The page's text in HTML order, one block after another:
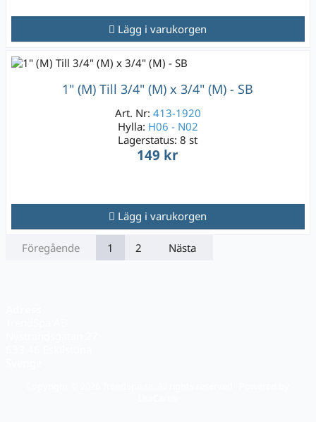
Lägg i varukorgen
1" (M) Till 3/4" (M) x 3/4" (M) - SB
Art. Nr: 413-1920
Hylla: H06 - N02
Lagerstatus:8 st
149 kr
Lägg i varukorgen
Föregående 1 2 Nästa